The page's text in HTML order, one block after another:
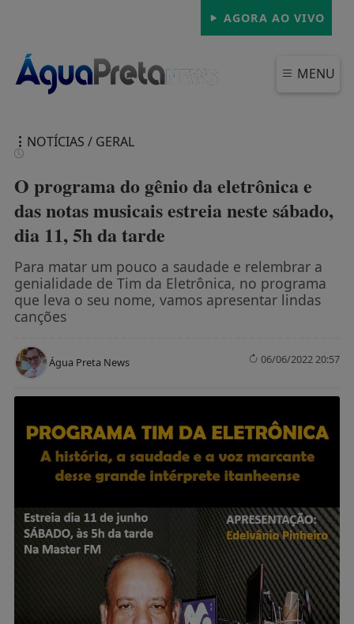
AGORA AO VIVO
MENU
NOTÍCIAS / GERAL
O programa do gênio da eletrônica e
das notas musicais estreia neste sábado,
dia 11, 5h da tarde
Para matar um pouco a saudade e relembrar a
genialidade de Tim da Eletrônica, no programa
que leva o seu nome, vamos apresentar lindas
canções
Água Preta News 06/06/2022 20:57